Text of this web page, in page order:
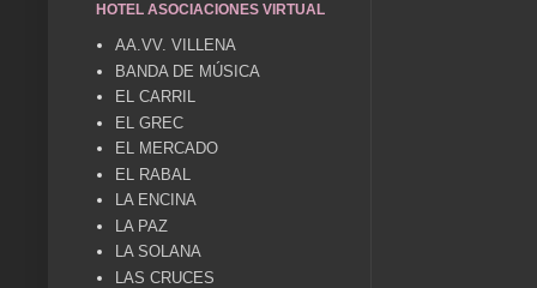
HOTEL ASOCIACIONES VIRTUAL
AA.VV. VILLENA
BANDA DE MÚSICA
EL CARRIL
EL GREC
EL MERCADO
EL RABAL
LA ENCINA
LA PAZ
LA SOLANA
LAS CRUCES